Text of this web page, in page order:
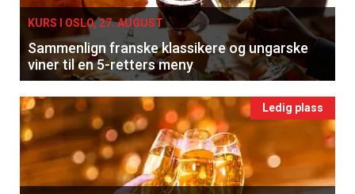
KURS I OSLO, 27. AUGUST
Sammenlign franske klassikere og ungarske
viner til en 5-retters meny
Ledig plass